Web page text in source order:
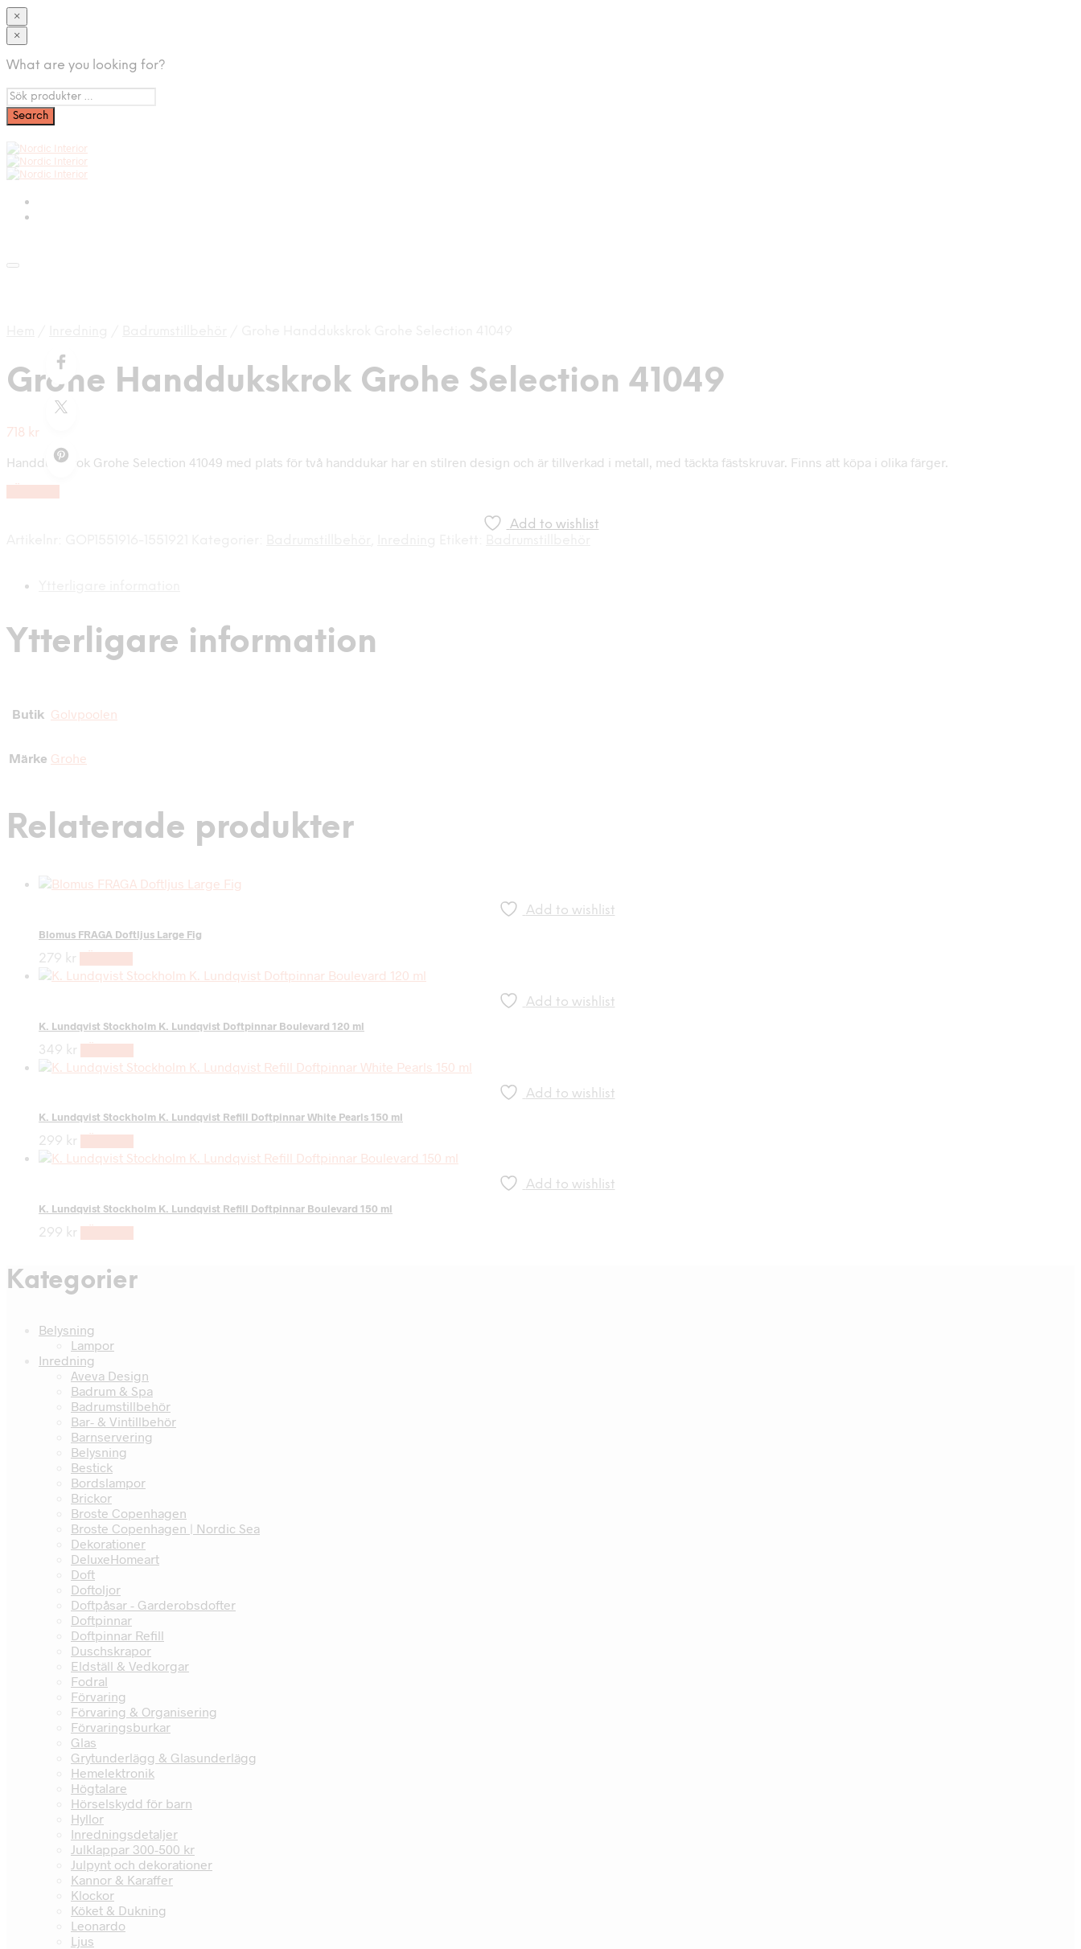
×
×
What are you looking for?
Grohe Handdukskrok Grohe Selection 41049
718 kr
Handdukskrok Grohe Selection 41049 med plats för två handdukar har en stilren design och är tillverkad i metall, med täckta fästskruvar. Finns att köpa i olika färger.
Add to wishlist
Ytterligare information
Butik Golvpoolen
Märke Grohe
Relaterade produkter
Add to wishlist
Blomus FRAGA Doftljus Large Fig
279 kr
Add to wishlist
K. Lundqvist Stockholm K. Lundqvist Doftpinnar Boulevard 120 ml
349 kr
Add to wishlist
K. Lundqvist Stockholm K. Lundqvist Refill Doftpinnar White Pearls 150 ml
299 kr
Add to wishlist
K. Lundqvist Stockholm K. Lundqvist Refill Doftpinnar Boulevard 150 ml
299 kr
Kategorier
Belysning
Lampor
Inredning
Aveva Design
Badrum & Spa
Badrumstillbehör
Bar- & Vintillbehör
Barnservering
Belysning
Bestick
Bordslampor
Brickor
Broste Copenhagen
Broste Copenhagen | Nordic Sea
Dekorationer
DeluxeHomeart
Doft
Doftoljor
Doftpåsar - Garderobsdofter
Doftpinnar
Doftpinnar Refill
Duschskrapor
Eldställ & Vedkorgar
Fodral
Förvaring
Förvaring & Organisering
Förvaringsburkar
Glas
Grytunderlägg & Glasunderlägg
Hemelektronik
Högtalare
Hörselskydd för barn
Hyllor
Inredningsdetaljer
Julklappar 300-500 kr
Julpynt och dekorationer
Kannor & Karaffer
Klockor
Köket & Dukning
Leonardo
Ljus